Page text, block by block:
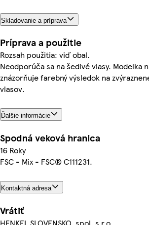
Skladovanie a príprava
Príprava a použitie
Rozsah použitia: viď obal.
Neodporúča sa na šedivé vlasy. Modelka
znázorňuje farebný výsledok na
vlasov.
Ďalšie informácie
Spodná veková hranica
16 Roky
FSC - Mix - FSC® C111231.
Kontaktná adresa
Vrátiť